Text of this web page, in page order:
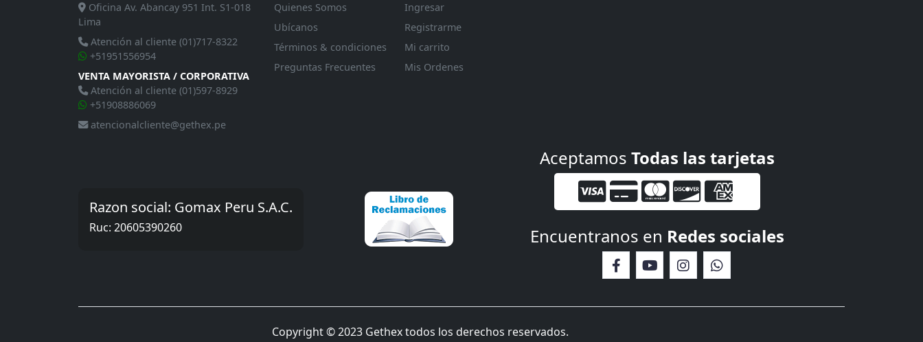
Oficina Av. Abancay 951 Int. S1-018
Lima
Atención al cliente (01)717-8322
+51951556954
VENTA MAYORISTA / CORPORATIVA
Atención al cliente (01)597-8929
+51908886069
atencionalcliente@gethex.pe
Quienes Somos
Ubícanos
Términos & condiciones
Preguntas Frecuentes
Ingresar
Registrarme
Mi carrito
Mis Ordenes
Razon social: Gomax Peru S.A.C.
Ruc: 20605390260
Aceptamos Todas las tarjetas
Encuentranos en Redes sociales
Copyright © 2023 Gethex todos los derechos reservados.